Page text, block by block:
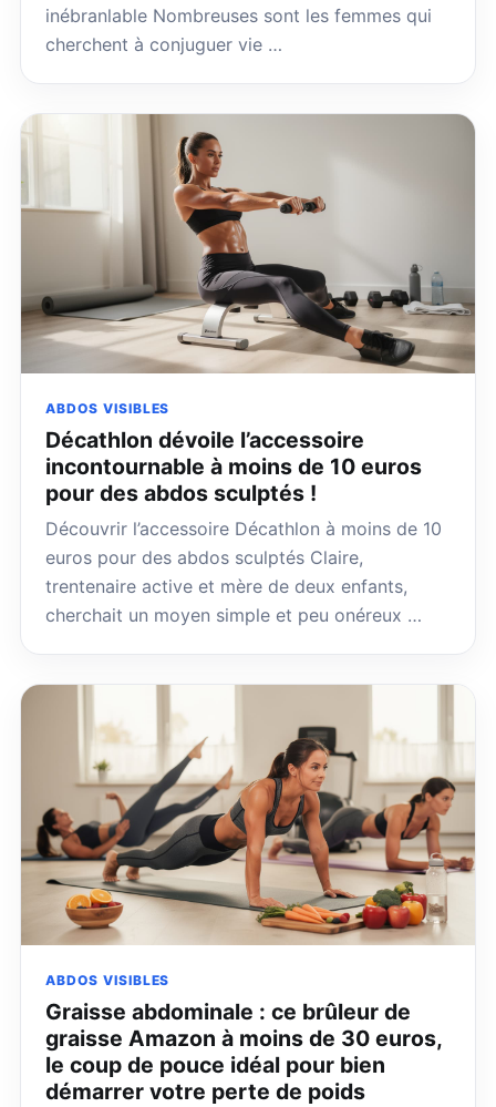
inébranlable Nombreuses sont les femmes qui
cherchent à conjuguer vie …
ABDOS VISIBLES
Décathlon dévoile l’accessoire
incontournable à moins de 10 euros
pour des abdos sculptés !
Découvrir l’accessoire Décathlon à moins de 10
euros pour des abdos sculptés Claire,
trentenaire active et mère de deux enfants,
cherchait un moyen simple et peu onéreux …
ABDOS VISIBLES
Graisse abdominale : ce brûleur de
graisse Amazon à moins de 30 euros,
le coup de pouce idéal pour bien
démarrer votre perte de poids